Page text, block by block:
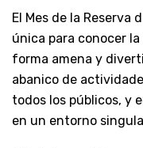
El Mes de la Reserva
única para conocer
forma amena y
abanico de
todos los públicos, y
en un entorno